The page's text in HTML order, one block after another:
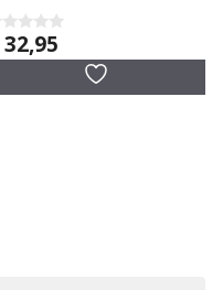
32,95